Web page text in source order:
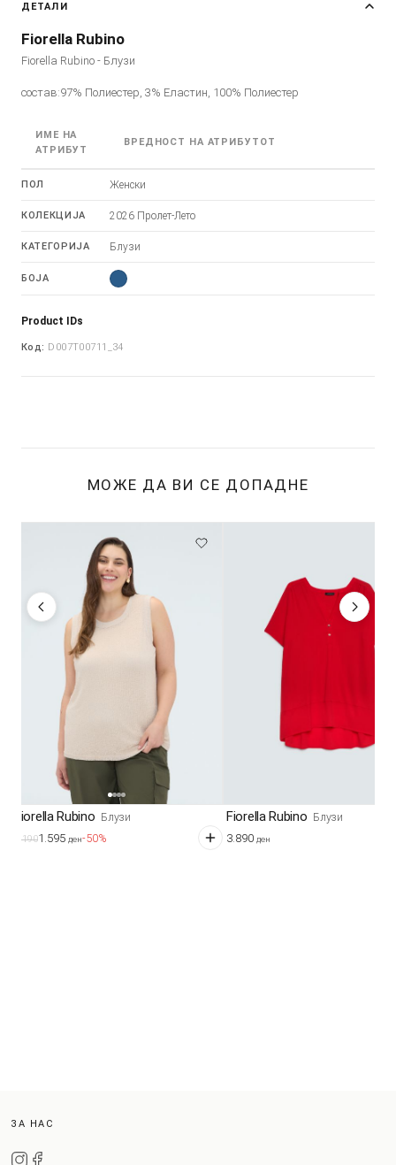
ДЕТАЛИ
Fiorella Rubino
Fiorella Rubino - Блузи
состав:97% Полиестер, 3% Еластин, 100% Полиестер
ИМЕ НА
АТРИБУТ
ВРЕДНОСТ НА АТРИБУТОТ
ПОЛ Женски
КОЛЕКЦИЈА 2026 Пролет-Лето
КАТЕГОРИЈА Блузи
БОЈА
Product IDs
Код: D007T00711_34
МОЖЕ ДА ВИ СЕ ДОПАДНЕ
Fiorella Rubino Блузи
3.1901.595 ден-50%
Fiorella Rubino Блузи
3.890 ден
ЗА НАС